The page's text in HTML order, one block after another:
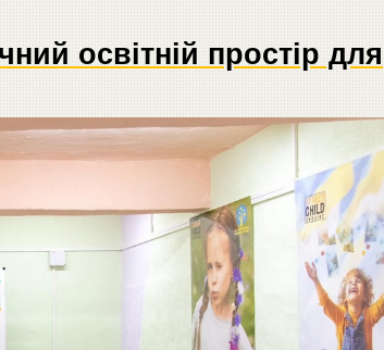
освітній простір для